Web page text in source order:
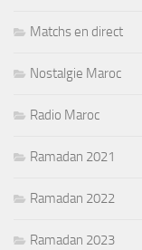
Matchs en direct
Nostalgie Maroc
Radio Maroc
Ramadan 2021
Ramadan 2022
Ramadan 2023